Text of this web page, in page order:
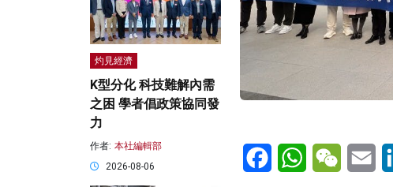
FacebookWhatsAppWeChat
灼見經濟
K型分化 科技難解內需
之困 學者倡政策協同發
力
作者: 本社編輯部
2026-08-06